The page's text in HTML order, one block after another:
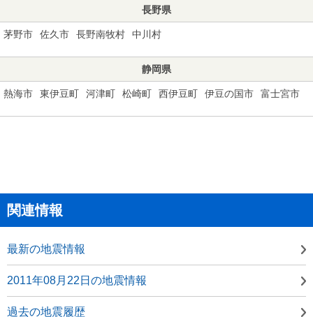
長野県
茅野市 佐久市 長野南牧村 中川村
静岡県
熱海市 東伊豆町 河津町 松崎町 西伊豆町 伊豆の国市 富士宮市
関連情報
最新の地震情報
2011年08月22日の地震情報
過去の地震履歴